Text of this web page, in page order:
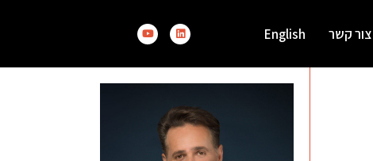
צור קשר English